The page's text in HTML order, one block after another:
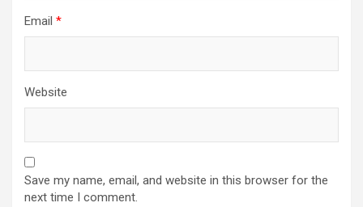
Email *
Website
Save my name, email, and website in this browser for the
next time I comment.